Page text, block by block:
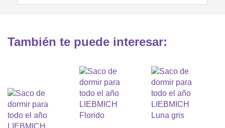
de agua que el algodón.
El algodón es uno de los materiales
utilizados. Es transpirable y muy
resistente, por lo que es
especialmente adecuado para
También te puede interesar: